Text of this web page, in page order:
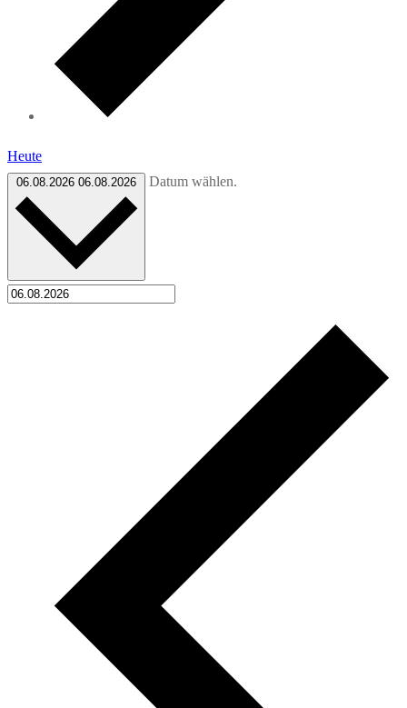
Heute
06.08.2026 06.08.2026 Datum wählen.